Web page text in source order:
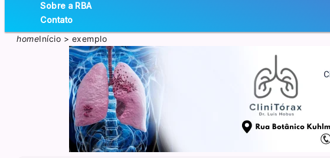
Sobre a RBA
Contato
homeInício > exemplo